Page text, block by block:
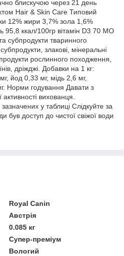
блискучою через 21 день
Hair & Skin Care Типовий
12% жири 3,7% зола 1,6%
95,8 ккал/100гр вітамін D3 70 МО
субпродукти тваринного
злакові, мінеральні
рослинного походження,
дріжджі. Добавки на 1 кг:
йод 0,33 мг, мідь 2,6 мг,
Норми годування Давати з
вихованця.
у таблиці Слідкуйте за
був доступ до чистої свіжої води
Royal Canin
Австрія
0.085 кг
Супер-преміум
Вологий